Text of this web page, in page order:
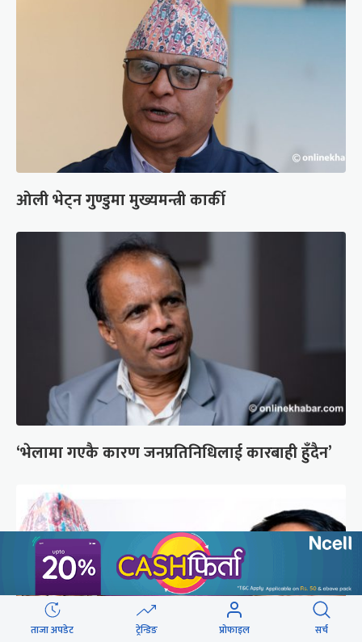
ओली भेट्न गुण्डुमा मुख्यमन्त्री कार्की
‘भेलामा गएकै कारण जनप्रतिनिधिलाई कारबाही हुँदैन’
ताजा अपडेट ट्रेन्डिङ प्रोफाइल सर्च